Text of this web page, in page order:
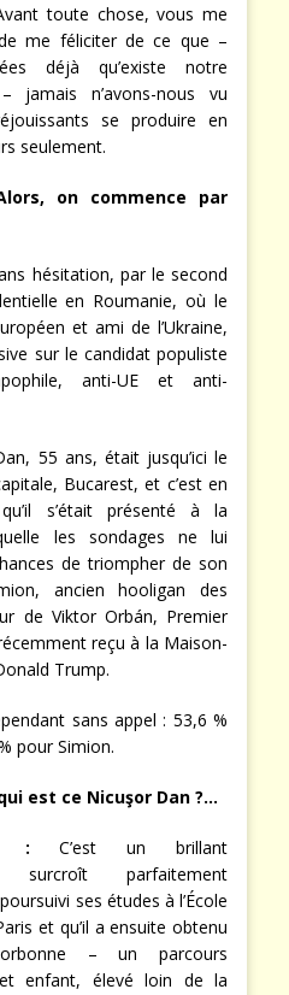
toute chose, vous me
me féliciter de ce que –
déjà qu’existe notre
jamais n’avons-nous vu
se produire en
seulement.
on commence par
hésitation, par le second
en Roumanie, où le
et ami de l’Ukraine,
sur le candidat populiste
anti-UE et anti-
55 ans, était jusqu’ici le
Bucarest, et c’est en
s’était présenté à la
les sondages ne lui
de triompher de son
ancien hooligan des
de Viktor Orbán, Premier
reçu à la Maison-
Trump.
sans appel : 53,6 %
pour Simion.
est ce Nicuşor Dan ?…
:C’est un brillant
surcroît parfaitement
ses études à l’École
et qu’il a ensuite obtenu
– un parcours
enfant, élevé loin de la